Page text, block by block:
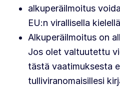
alkuperäilmoitus
EU:n virallisella kielellä
Alkuperäilmoitus on
Jos olet valtuutettu
tästä vaatimuksesta
tulliviranomaisillesi